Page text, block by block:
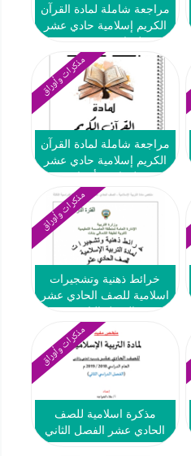
مراجعة شاملة لمادة القرآن
الكريم إسلامية حادي عشر
مذكرات وأوراق
مراجعة شاملة لمادة القرآن
الكريم إسلامية حادي عشر
العازمي 2024-2025
مذكرات وأوراق
خرائط ذهنية وتشجيرات
اسلامية للصف الحادي عشر
مذكرات وأوراق
مذكرة اسلامية للصف
الحادي عشر الفصل الثاني